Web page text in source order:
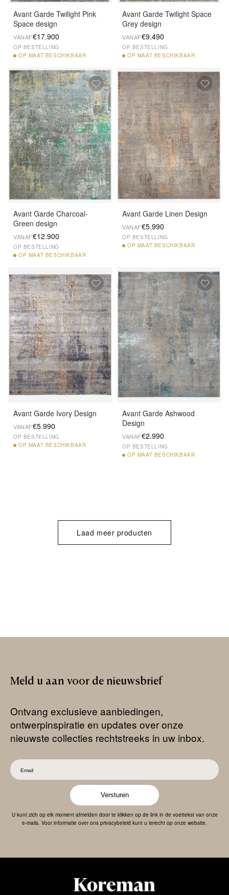
Avant Garde Twilight Pink
Space design
VANAF€17.900
OP BESTELLING
OP MAAT BESCHIKBAAR
Avant Garde Twilight Space
Grey design
VANAF€9.490
OP BESTELLING
OP MAAT BESCHIKBAAR
Avant Garde Charcoal-
Green design
VANAF€12.900
OP BESTELLING
OP MAAT BESCHIKBAAR
Avant Garde Linen Design
VANAF€5.990
OP BESTELLING
OP MAAT BESCHIKBAAR
Avant Garde Ivory Design
VANAF€5.990
OP BESTELLING
OP MAAT BESCHIKBAAR
Avant Garde Ashwood
Design
VANAF€2.990
OP BESTELLING
OP MAAT BESCHIKBAAR
Laad meer producten
Meld u aan voor de nieuwsbrief
Ontvang exclusieve aanbiedingen,
ontwerpinspiratie en updates over onze
nieuwste collecties rechtstreeks in uw inbox.
Versturen
U kunt zich op elk moment afmelden door te klikken op de link in de voettekst van onze
e-mails. Voor informatie over ons privacybeleid kunt u terecht op onze website.